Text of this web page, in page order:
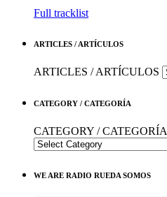
Full tracklist
ARTICLES / ARTÍCULOS
ARTICLES / ARTÍCULOS
CATEGORY / CATEGORÍA
CATEGORY / CATEGORÍA
WE ARE RADIO RUEDA SOMOS